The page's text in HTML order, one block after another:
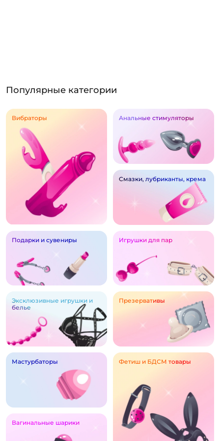
Популярные категории
Вибраторы Анальные стимуляторы
Смазки, лубриканты, крема
Подарки и сувениры Игрушки для пар
Эксклюзивные игрушки и
белье
Презервативы
Мастурбаторы
Вагинальные шарики
Фетиш и БДСМ товары